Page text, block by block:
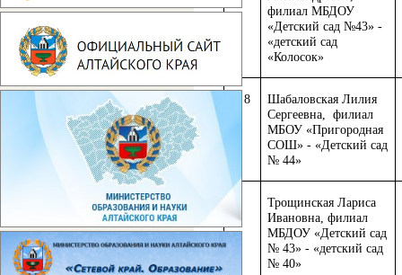
филиал МБДОУ
«Детский сад №43» -
«детский сад
«Колосок»
8
Шабаловская Лилия
Сергеевна, филиал
МБОУ «Пригородная
СОШ» - «Детский сад
№ 44»
Трощинская Лариса
Ивановна, филиал
МБДОУ «Детский сад
№ 43» - «детский сад
№ 40»